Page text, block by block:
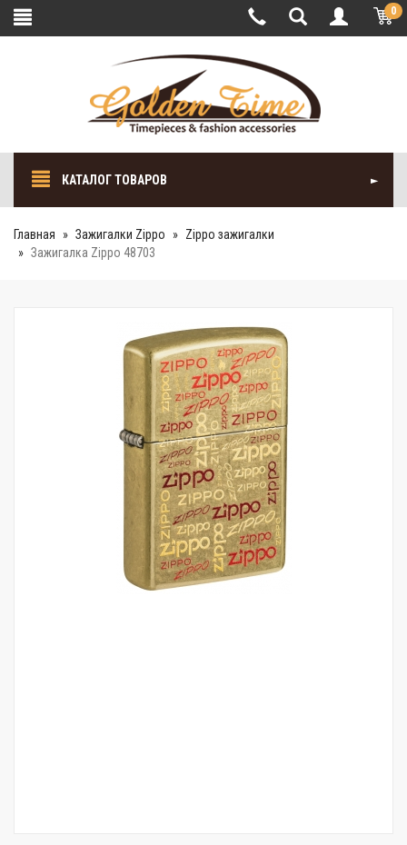
0
КАТАЛОГ ТОВАРОВ
Главная Зажигалки Zippo
Zippo зажигалки
Зажигалка Zippo 48703